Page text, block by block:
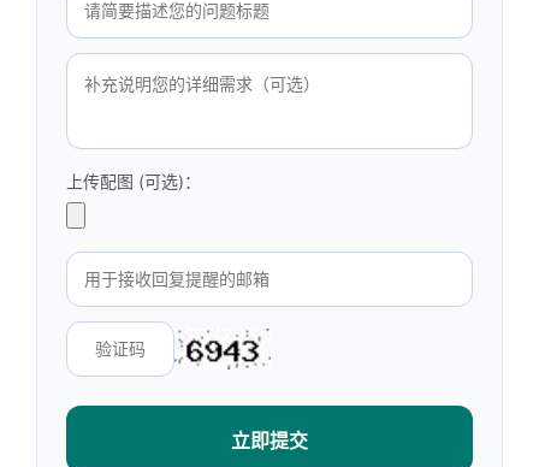
上传配图 (可选)：
立即提交